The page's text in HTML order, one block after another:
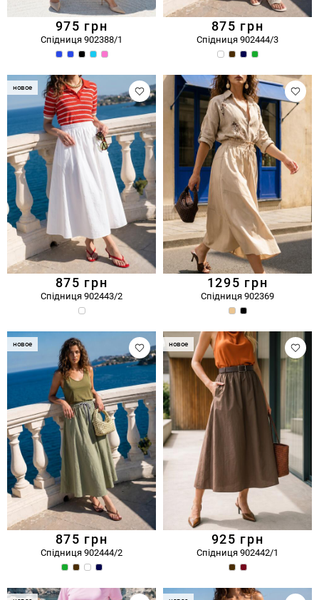
975 грн
Спідниця 902388/1
875 грн
Спідниця 902444/3
новое
875 грн
Спідниця 902443/2
1295 грн
Спідниця 902369
новое
875 грн
Спідниця 902444/2
новое
925 грн
Спідниця 902442/1